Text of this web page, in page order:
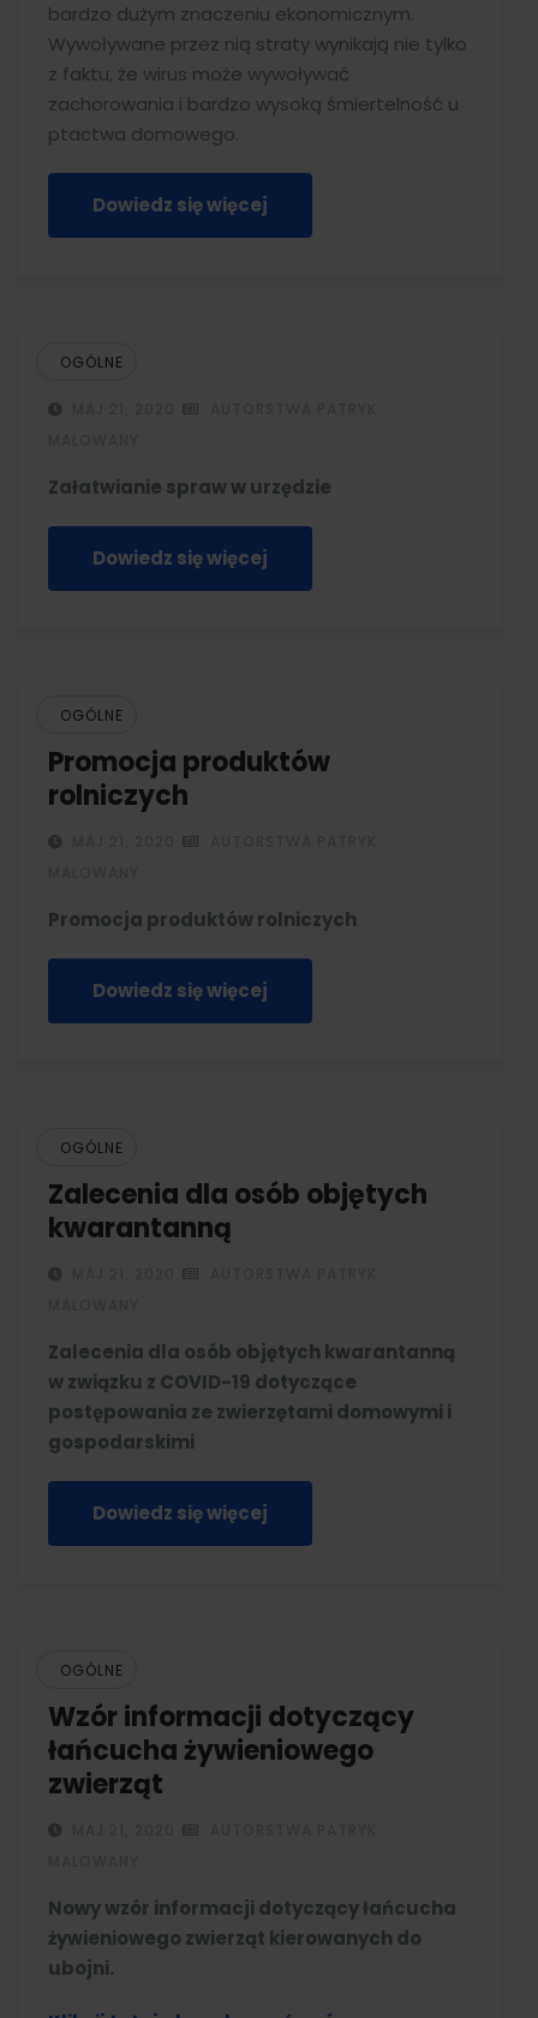
bardzo dużym znaczeniu ekonomicznym.
Wywoływane przez nią straty wynikają nie tylko
z faktu, że wirus może wywoływać
zachorowania i bardzo wysoką śmiertelność u
ptactwa domowego.
Dowiedz się więcej
OGÓLNE
Załatwianie spraw w urzędzie
Dowiedz się więcej
OGÓLNE
Promocja produktów
rolniczych
Promocja produktów rolniczych
Dowiedz się więcej
OGÓLNE
Zalecenia dla osób objętych
kwarantanną
Zalecenia dla osób objętych kwarantanną
w związku z COVID-19 dotyczące
postępowania ze zwierzętami domowymi i
gospodarskimi
Dowiedz się więcej
OGÓLNE
Wzór informacji dotyczący
łańcucha żywieniowego
zwierząt
Nowy wzór informacji dotyczący łańcucha
żywieniowego zwierząt kierowanych do
ubojni.